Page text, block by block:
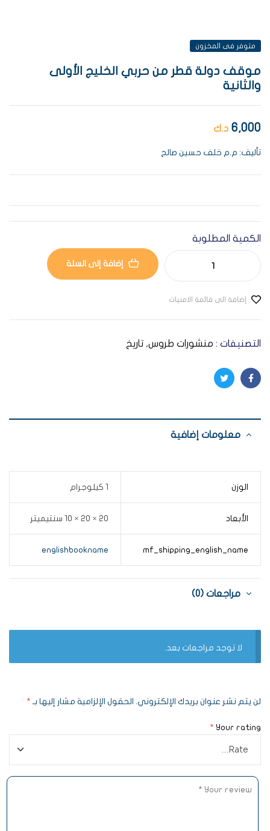
متوفر فى المخزون
موقف دولة قطر من حربي الخليج الأولى
والثانية
6,000 د.ك
تأليف: م.م خلف حسين صالح
الكمية المطلوبة
إضافة إلى السلة
إضافة الى قائمة الامنيات
التصنيفات : منشورات طروس, تاريخ
Facebook
Twitter
معلومات إضافية
الوزن 1 كيلوجرام
الأبعاد 20 × 20 × 10 سنتيميتر
mf_shipping_english_name
englishbookname
مراجعات (0)
لا توجد مراجعات بعد.
لن يتم نشر عنوان بريدك الإلكتروني. الحقول الإلزامية مشار إليها بـ *
Your rating
*